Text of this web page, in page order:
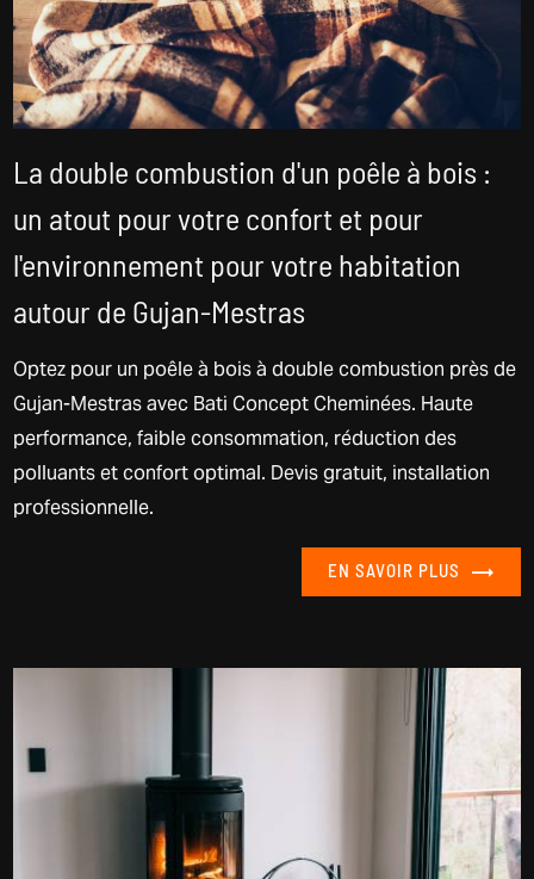
La double combustion d'un poêle à bois :
un atout pour votre confort et pour
l'environnement pour votre habitation
autour de Gujan-Mestras
Optez pour un poêle à bois à double combustion près de
Gujan-Mestras avec Bati Concept Cheminées. Haute
performance, faible consommation, réduction des
polluants et confort optimal. Devis gratuit, installation
professionnelle.
EN SAVOIR PLUS